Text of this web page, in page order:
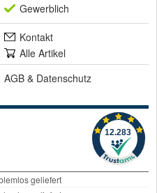
Gewerblich
Kontakt
Alle Artikel
AGB & Datenschutz